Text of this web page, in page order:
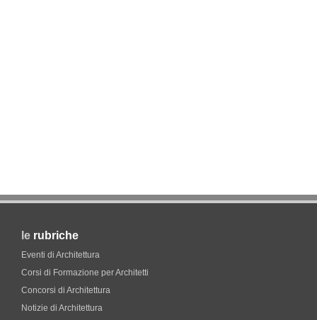
le rubriche
Eventi di Architettura
Corsi di Formazione per Architetti
Concorsi di Architettura
Notizie di Architettura